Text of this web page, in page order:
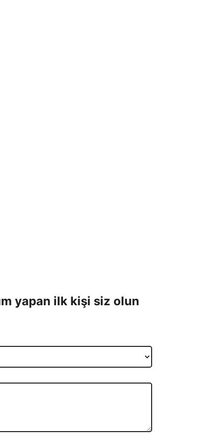
yapan ilk kişi siz olun